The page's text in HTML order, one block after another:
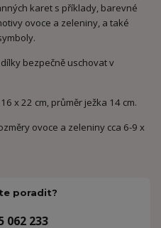
karet s příklady, barevné
ovoce a zeleniny, a také
bezpečně uschovat v
x 22 cm, průměr ježka 14 cm.
ovoce a zeleniny cca 6-9 x
poradit?
062 233